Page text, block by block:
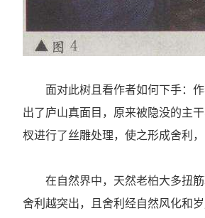
面对此树且看作者如何下手：
出了庐山真面目，原来被隐没的主
杈进行了丝雕处理，使之形成舍利，
在自然界中，天然老柏大多扭
舍利越突出，且舍利经自然风化和